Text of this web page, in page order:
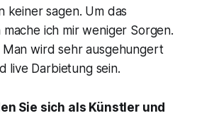
keiner sagen. Um das
ich mir weniger Sorgen.
Man wird sehr ausgehungert
live Darbietung sein.
Sie sich als Künstler und